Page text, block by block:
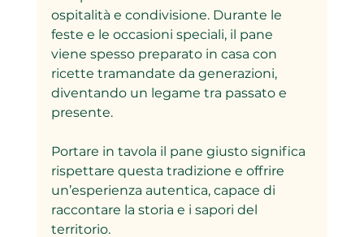
ospitalità e condivisione. Durante le
feste e le occasioni speciali, il pane
viene spesso preparato in casa con
ricette tramandate da generazioni,
diventando un legame tra passato e
presente.
Portare in tavola il pane giusto significa
rispettare questa tradizione e offrire
un’esperienza autentica, capace di
raccontare la storia e i sapori del
territorio.